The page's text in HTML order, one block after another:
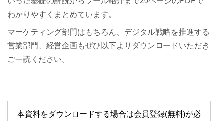
わかりやすくまとめています。
マーケティング部門はもちろん、デジタル戦略を推進する
営業部門、経営企画もぜひ以下よりダウンロードいただき
ご一読ください。
本資料をダウンロードする場合は会員登録(無料)が必